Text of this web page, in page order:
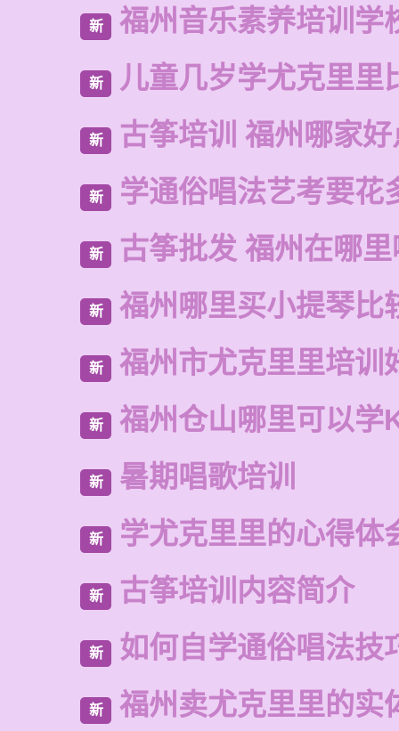
新 福州音乐素养培训学
新 儿童几岁学尤克里里
新 古筝培训 福州哪家好
新 学通俗唱法艺考要花
新 古筝批发 福州在哪
新 福州哪里买小提琴比
新 福州市尤克里里培训
新 福州仓山哪里可以学
新 暑期唱歌培训
新 学尤克里里的心得体
新 古筝培训内容简介
新 如何自学通俗唱法技
新 福州卖尤克里里的实